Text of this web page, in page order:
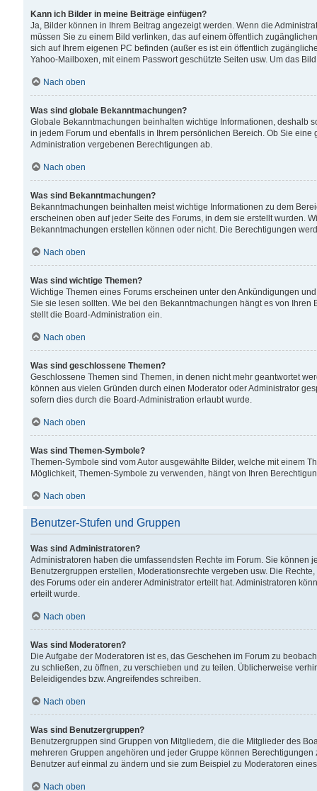
Kann ich Bilder in meine Beiträge einfügen?
Ja, Bilder können in Ihrem Beitrag angezeigt werden. Wenn die
müssen Sie zu einem Bild verlinken, das auf einem öffentlich
sich auf Ihrem eigenen PC befinden (außer es ist ein öffentlich
Yahoo-Mailboxen, mit einem Passwort geschützte Seiten usw. Um das
Nach oben
Was sind globale Bekanntmachungen?
Globale Bekanntmachungen beinhalten wichtige Informationen, deshalb
in jedem Forum und ebenfalls in Ihrem persönlichen Bereich. Ob Sie
Administration vergebenen Berechtigungen ab.
Nach oben
Was sind Bekanntmachungen?
Bekanntmachungen beinhalten meist wichtige Informationen zu dem
erscheinen oben auf jeder Seite des Forums, in dem sie erstellt wurden.
Bekanntmachungen erstellen können oder nicht. Die Berechtigungen
Nach oben
Was sind wichtige Themen?
Wichtige Themen eines Forums erscheinen unter den Ankündigungen
Sie sie lesen sollten. Wie bei den Bekanntmachungen hängt es von
stellt die Board-Administration ein.
Nach oben
Was sind geschlossene Themen?
Geschlossene Themen sind Themen, in denen nicht mehr geantwortet
können aus vielen Gründen durch einen Moderator oder Administrator
sofern dies durch die Board-Administration erlaubt wurde.
Nach oben
Was sind Themen-Symbole?
Themen-Symbole sind vom Autor ausgewählte Bilder, welche mit einem
Möglichkeit, Themen-Symbole zu verwenden, hängt von Ihren
Nach oben
Benutzer-Stufen und Gruppen
Was sind Administratoren?
Administratoren haben die umfassendsten Rechte im Forum. Sie können
Benutzergruppen erstellen, Moderationsrechte vergeben usw. Die
des Forums oder ein anderer Administrator erteilt hat. Administratoren
erteilt wurde.
Nach oben
Was sind Moderatoren?
Die Aufgabe der Moderatoren ist es, das Geschehen im Forum zu
zu schließen, zu öffnen, zu verschieben und zu teilen. Üblicherweise
Beleidigendes bzw. Angreifendes schreiben.
Nach oben
Was sind Benutzergruppen?
Benutzergruppen sind Gruppen von Mitgliedern, die die Mitglieder des
mehreren Gruppen angehören und jeder Gruppe können
Benutzer auf einmal zu ändern und sie zum Beispiel zu Moderatoren
Nach oben